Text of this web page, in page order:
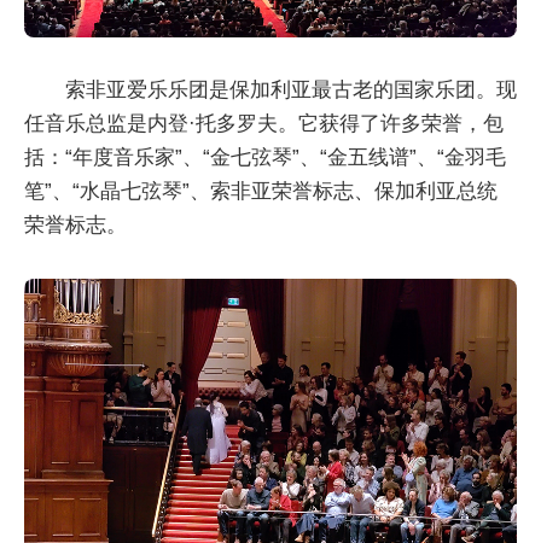
索非亚爱乐乐团是保加利亚最古老的国家乐团。现
任音乐总监是内登·托多罗夫。它获得了许多荣誉，包
括：“年度音乐家”、“金七弦琴”、“金五线谱”、“金羽毛
笔”、“水晶七弦琴”、索非亚荣誉标志、保加利亚总统
荣誉标志。